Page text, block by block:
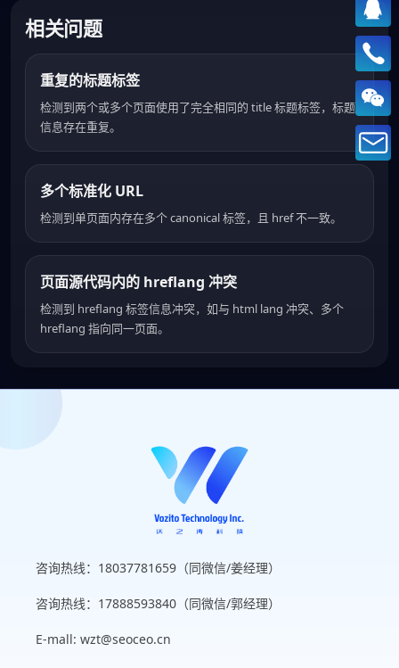
相关问题
重复的标题标签
检测到两个或多个页面使用了完全相同的 title 标题标签，标题
信息存在重复。
多个标准化 URL
检测到单页面内存在多个 canonical 标签，且 href 不一致。
页面源代码内的 hreflang 冲突
检测到 hreflang 标签信息冲突，如与 html lang 冲突、多个
hreflang 指向同一页面。
咨询热线：18037781659（同微信/姜经理）
咨询热线：17888593840（同微信/郭经理）
E-mall: wzt@seoceo.cn